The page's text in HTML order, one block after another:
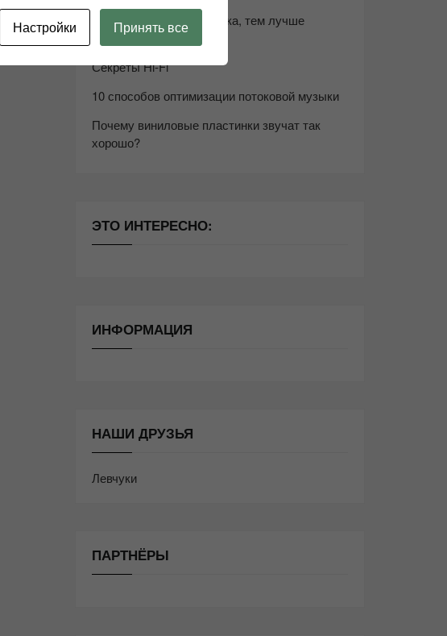
Чем дороже аудиотехника, тем лучше
звучит?
Секреты Hi-Fi
10 способов оптимизации потоковой музыки
Почему виниловые пластинки звучат так
хорошо?
ЭТО ИНТЕРЕСНО:
ИНФОРМАЦИЯ
НАШИ ДРУЗЬЯ
Левчуки
ПАРТНЁРЫ
Настройки Принять все